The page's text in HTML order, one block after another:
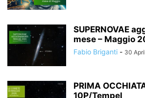
SUPERNOVAE
mese – Maggio
Fabio Briganti - 30
PRIMA
10P/Tempel